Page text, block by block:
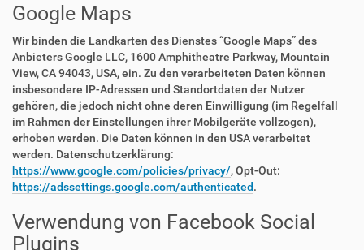
Google Maps
Wir binden die Landkarten des Dienstes “Google Maps” des
Anbieters Google LLC, 1600 Amphitheatre Parkway, Mountain
View, CA 94043, USA, ein. Zu den verarbeiteten Daten können
insbesondere IP-Adressen und Standortdaten der Nutzer
gehören, die jedoch nicht ohne deren Einwilligung (im Regelfall
im Rahmen der Einstellungen ihrer Mobilgeräte vollzogen),
erhoben werden. Die Daten können in den USA verarbeitet
werden. Datenschutzerklärung:
https://www.google.com/policies/privacy/, Opt-Out:
https://adssettings.google.com/authenticated.
Verwendung von Facebook Social
Plugins